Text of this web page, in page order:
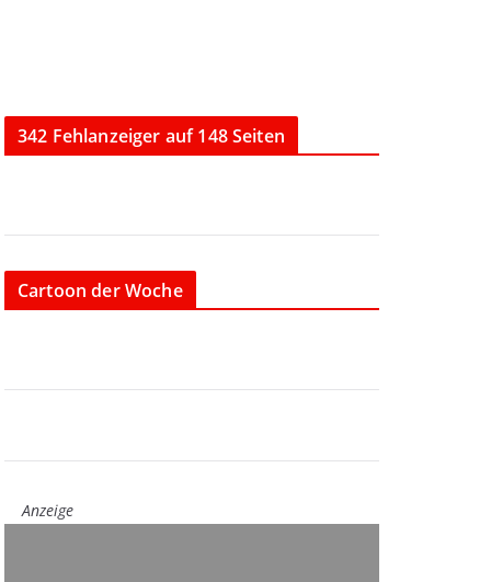
342 Fehlanzeiger auf 148 Seiten
Cartoon der Woche
Anzeige